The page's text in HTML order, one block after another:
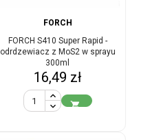
FORCH
FORCH S410 Super Rapid -
odrdzewiacz z MoS2 w sprayu
300ml
Cena
16,49 zł
